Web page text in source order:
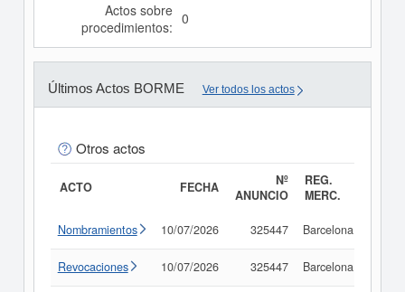
Actos sobre
procedimientos: 0
Últimos Actos BORME Ver todos los actos
Otros actos
ACTO FECHA
Nº
ANUNCIO
REG.
MERC.
Nombramientos 10/07/2026 325447 Barcelona
Revocaciones 10/07/2026 325447 Barcelona